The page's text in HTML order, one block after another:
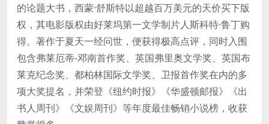
的论题大书，西蒙·舒斯特以超越百万美元的天价买下版
权，其电影版权由好莱坞第一文学制片人斯科特·鲁丁购
得。著作于夏天一经问世，便获得极高点评，同时入围
包含弗莱厄蒂-邓南首作奖、英国弗里奥文学奖、英国布
莱克纪念奖、都柏林国际文学奖、卫报首作奖在内的多
项大奖提名，并荣登《纽约时报》《华盛顿邮报》《出
书人周刊》《文娱周刊》等年度最佳畅销小说榜，收获